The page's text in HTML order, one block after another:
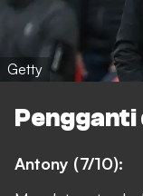
Getty
Pengganti
Antony (7/10):